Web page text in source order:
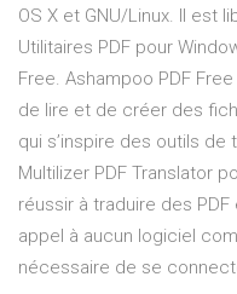
OS X et GNU/Linux. Il est
Utilitaires PDF pour
Free. Ashampoo PDF
de lire et de créer des
qui s’inspire des outils
Multilizer PDF Translator
réussir à traduire des
appel à aucun logiciel
nécessaire de se